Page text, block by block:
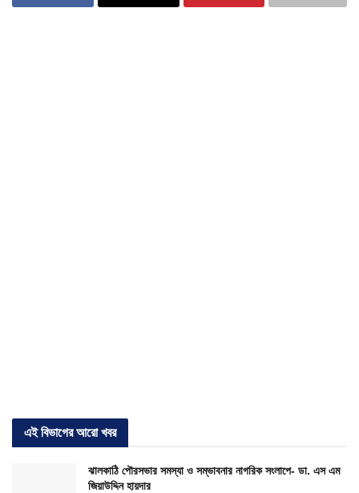
এই বিভাগের আরো খবর
ঝালকাঠি পৌরসভার সমস্যা ও সম্ভাবনার নাগরিক সংলাপে- ডা. এস এম
জিয়াউদ্দিন হায়দার